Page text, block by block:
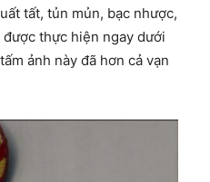
tất, tủn mủn, bạc nhược,
thực hiện ngay dưới
ảnh này đã hơn cả vạn